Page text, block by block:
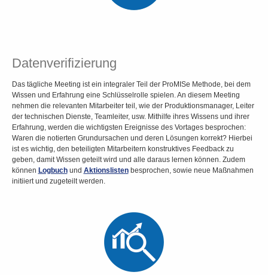
Datenverifizierung
Das tägliche Meeting ist ein integraler Teil der ProMISe Methode, bei dem
Wissen und Erfahrung eine Schlüsselrolle spielen. An diesem Meeting
nehmen die relevanten Mitarbeiter teil, wie der Produktionsmanager, Leiter
der technischen Dienste, Teamleiter, usw. Mithilfe ihres Wissens und ihrer
Erfahrung, werden die wichtigsten Ereignisse des Vortages besprochen:
Waren die notierten Grundursachen und deren Lösungen korrekt? Hierbei
ist es wichtig, den beteiligten Mitarbeitern konstruktives Feedback zu
geben, damit Wissen geteilt wird und alle daraus lernen können. Zudem
können Logbuchund Aktionslisten besprochen, sowie neue Maßnahmen
initiiert und zugeteilt werden.